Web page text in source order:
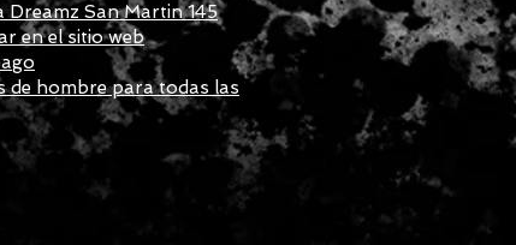
Dreamz San Martin 145
en el sitio web
de hombre para todas las